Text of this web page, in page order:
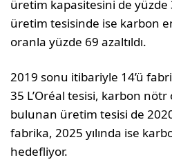
üretim kapasitesini de yüzde
üretim tesisinde ise karbon
oranla yüzde 69 azaltıldı.
2019 sonu itibariyle 14’ü
35 L’Oréal tesisi, karbon nötr
bulunan üretim tesisi de
fabrika, 2025 yılında ise
hedefliyor.